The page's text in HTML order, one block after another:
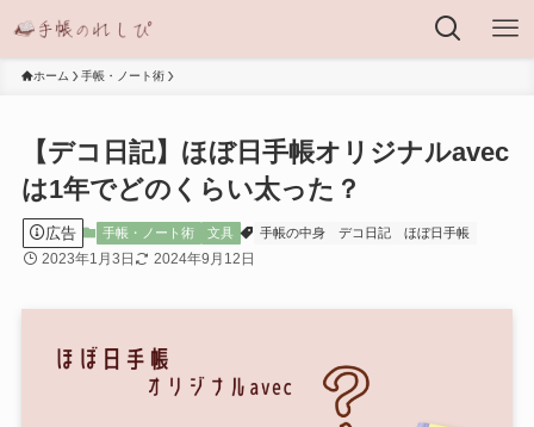
ホーム 手帳・ノート術
【デコ日記】ほぼ日手帳オリジナルavec
は1年でどのくらい太った？
広告 手帳・ノート術 文具 手帳の中身 デコ日記 ほぼ日手帳
2023年1月3日 2024年9月12日